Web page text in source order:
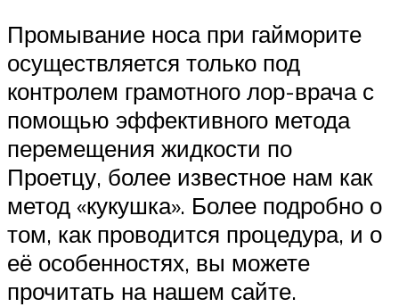
Промывание носа при гайморите
осуществляется только под
контролем грамотного лор-врача с
помощью эффективного метода
перемещения жидкости по
Проетцу, более известное нам как
метод «кукушка». Более подробно о
том, как проводится процедура, и о
её особенностях, вы можете
прочитать на нашем сайте.